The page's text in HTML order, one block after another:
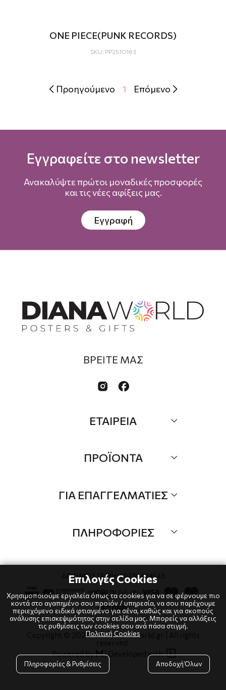
ONE PIECE(PUNK RECORDS)
SKU: PP2510163
 Προηγούμενο 1 Επόμενο 
Εγγραφείτε στο newsletter
Ανακαλύψτε πρώτοι μοναδικές προσφορές
και τις νέες αφίξεις μας.
Εγγραφή
ΒΡΕΙΤΕ ΜΑΣ
 
ΕΤΑΙΡΕΙΑ
Επικοινωνία
ΠΡΟΪΟΝΤΑ
Προσφορές
Brands
ΓΙΑ ΕΠΑΓΓΕΛΜΑΤΙΕΣ
Λογαριαμός
Τρόποι πληρωμής
Επιστροφές
ΠΛΗΡΟΦΟΡΙΕΣ
Πολιτική Απορρήτου
Copyright © 2024-2026 dianaworld.gr | All rights
Powered by| Developed with
ΑΡΙΘΜΟΣ ΓΕΜΗ: 10239484543
Επιλογές Cookies
Χρησιμοποιούμε εργαλεία όπως τα cookies για να σε φέρνουμε πιο
κοντά στο αγαπημένο σου προϊόν / υπηρεσία, να σου παρέχουμε
περιεχόμενο ειδικά φτιαγμένο για σένα, καθώς και για σκοπούς
ανάλυσης επισκεψιμότητας στην σελίδα μας. Μπορείς να αλλάξεις
τις ρυθμίσεις των cookies σου ανά πάσα στιγμή.
Πολιτική Cookies
Πληροφορίες & Ρυθμίσεις Αποδοχή Όλων